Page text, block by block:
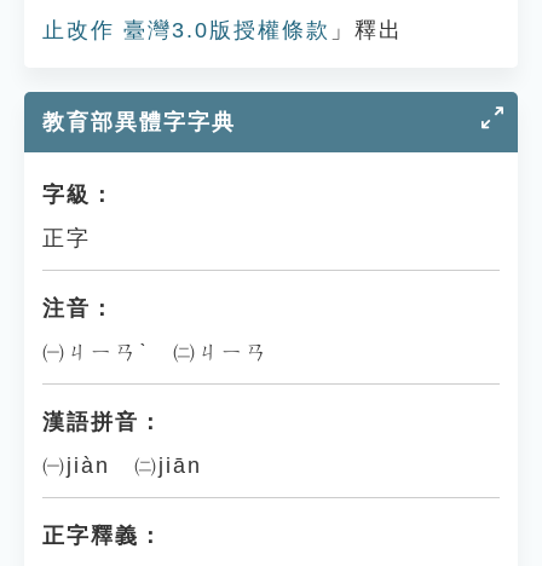
止改作 臺灣3.0版授權條款 」釋出
教育部異體字字典
字級：
正字
注音：
㈠ㄐㄧㄢˋ ㈡ㄐㄧㄢ
漢語拼音：
㈠jiàn ㈡jiān
正字釋義：